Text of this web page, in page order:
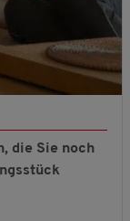
die Sie noch